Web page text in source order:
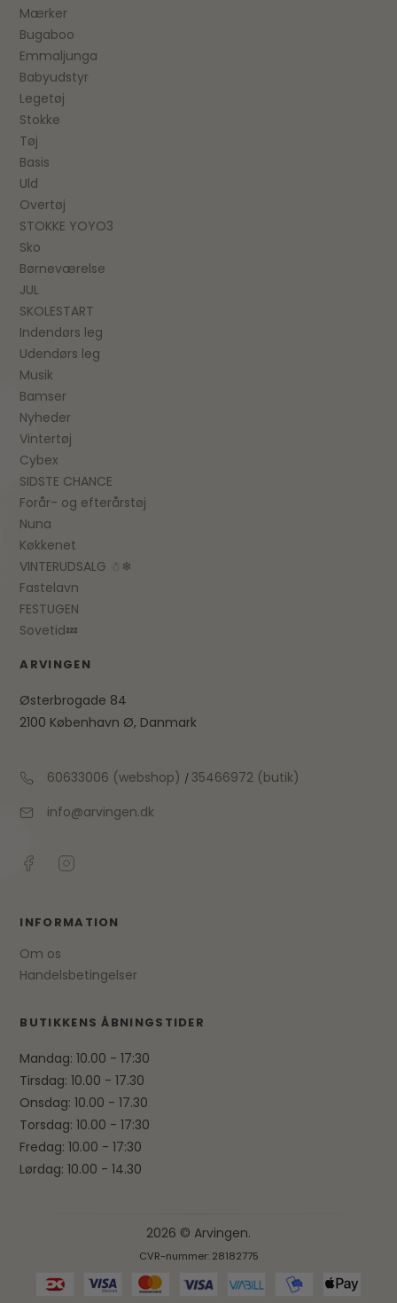
Mærker
Bugaboo
Emmaljunga
Babyudstyr
Legetøj
Stokke
Tøj
Basis
Uld
Overtøj
STOKKE YOYO3
Sko
Børneværelse
JUL
SKOLESTART
Indendørs leg
Udendørs leg
Musik
Bamser
Nyheder
Vintertøj
Cybex
SIDSTE CHANCE
Forår- og efterårstøj
Nuna
Køkkenet
VINTERUDSALG ☃❄
Fastelavn
FESTUGEN
Sovetid💤
ARVINGEN
Østerbrogade 84
2100 København Ø, Danmark
60633006 (webshop) / 35466972 (butik)
info@arvingen.dk
INFORMATION
Om os
Handelsbetingelser
BUTIKKENS ÅBNINGSTIDER
Mandag: 10.00 - 17:30
Tirsdag: 10.00 - 17.30
Onsdag: 10.00 - 17.30
Torsdag: 10.00 - 17:30
Fredag: 10.00 - 17:30
Lørdag: 10.00 - 14.30
2026 © Arvingen.
CVR-nummer: 28182775